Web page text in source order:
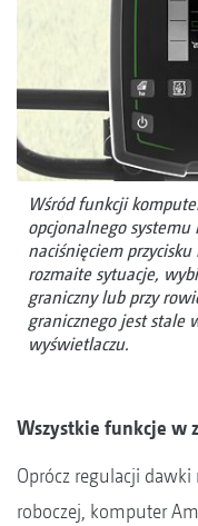
Wśród funkcji
opcjonalnego systemu
naciśnięciem
rozmaite sytuacje,
graniczny lub przy
granicznego jest stale
wyświetlaczu.
Wszystkie funkcje w
Oprócz regulacji
roboczej, komputer